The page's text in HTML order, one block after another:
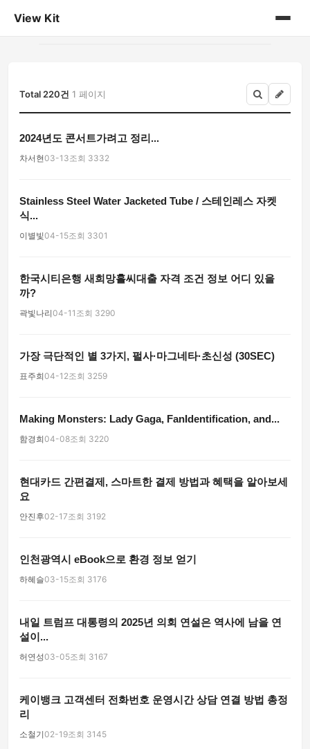
View Kit
게시판
Total 220건 1 페이지
2024년도 콘서트가려고 정리...
차서현03-13조회 3332
Stainless Steel Water Jacketed Tube / 스테인레스 자켓
식...
이별빛04-15조회 3301
한국시티은행 새희망홀씨대출 자격 조건 정보 어디 있을
까?
곽빛나리04-11 조회 3290
가장 극단적인 별 3가지, 펄사·마그네타·초신성 (30SEC)
표주희04-12조회 3259
Making Monsters: Lady Gaga, FanIdentiﬁcation, and...
함경희04-08조회 3220
현대카드 간편결제, 스마트한 결제 방법과 혜택을 알아보세
요
안진후02-17조회 3192
인천광역시 eBook으로 환경 정보 얻기
하혜슬03-15조회 3176
내일 트럼프 대통령의 2025년 의회 연설은 역사에 남을 연
설이...
허연성03-05조회 3167
케이뱅크 고객센터 전화번호 운영시간 상담 연결 방법 총정
리
소철기02-19조회 3145